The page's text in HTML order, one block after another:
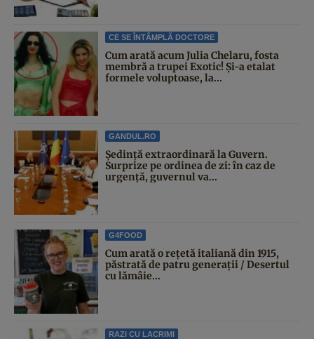
CE SE ÎNTÂMPLĂ DOCTORE
Cum arată acum Julia Chelaru, fosta
membră a trupei Exotic! Și-a etalat
formele voluptoase, la...
GANDUL.RO
Şedinţă extraordinară la Guvern.
Surprize pe ordinea de zi: în caz de
urgență, guvernul va...
G4FOOD
Cum arată o rețetă italiană din 1915,
păstrată de patru generații / Desertul
cu lămâie...
RAZI CU LACRIMI